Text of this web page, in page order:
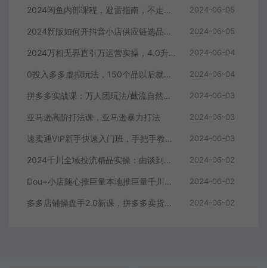
2024闲鱼内部课程，避雷指南，不走弯路快速成长 2024-06-05
2024新版如何开抖音小店供应链选品发货和上架选品广场精选联盟 2024-06-05
2024万相无界直引万运营实操，4.0升级版，系统化课程 理论+实操 2024-06-04
0投入多多虚拟玩法，150个品以后就会出单，也可以配合全站推广助推 2024-06-04
拼多多实战课：万人团玩法/截流自然流/最新强付费打法/最新原价卡大促.. 2024-06-03
亚马逊高阶打法课，亚马逊暴力打法 2024-06-03
速卖通VIP新手快速入门班，手把手教你在速卖通快速开店 2024-06-03
2024千川全域投流精品实操：由谈到深一步一步讲解，教你直播带货-15节 2024-06-02
Dou+小店随心推巨量本地推巨量千川投放课从基础到进阶实操投放课 2024-06-02
多多店铺操盘手2.0新课，拼多多卖货的底层逻辑，打造爆款的3个周期 2024-06-02